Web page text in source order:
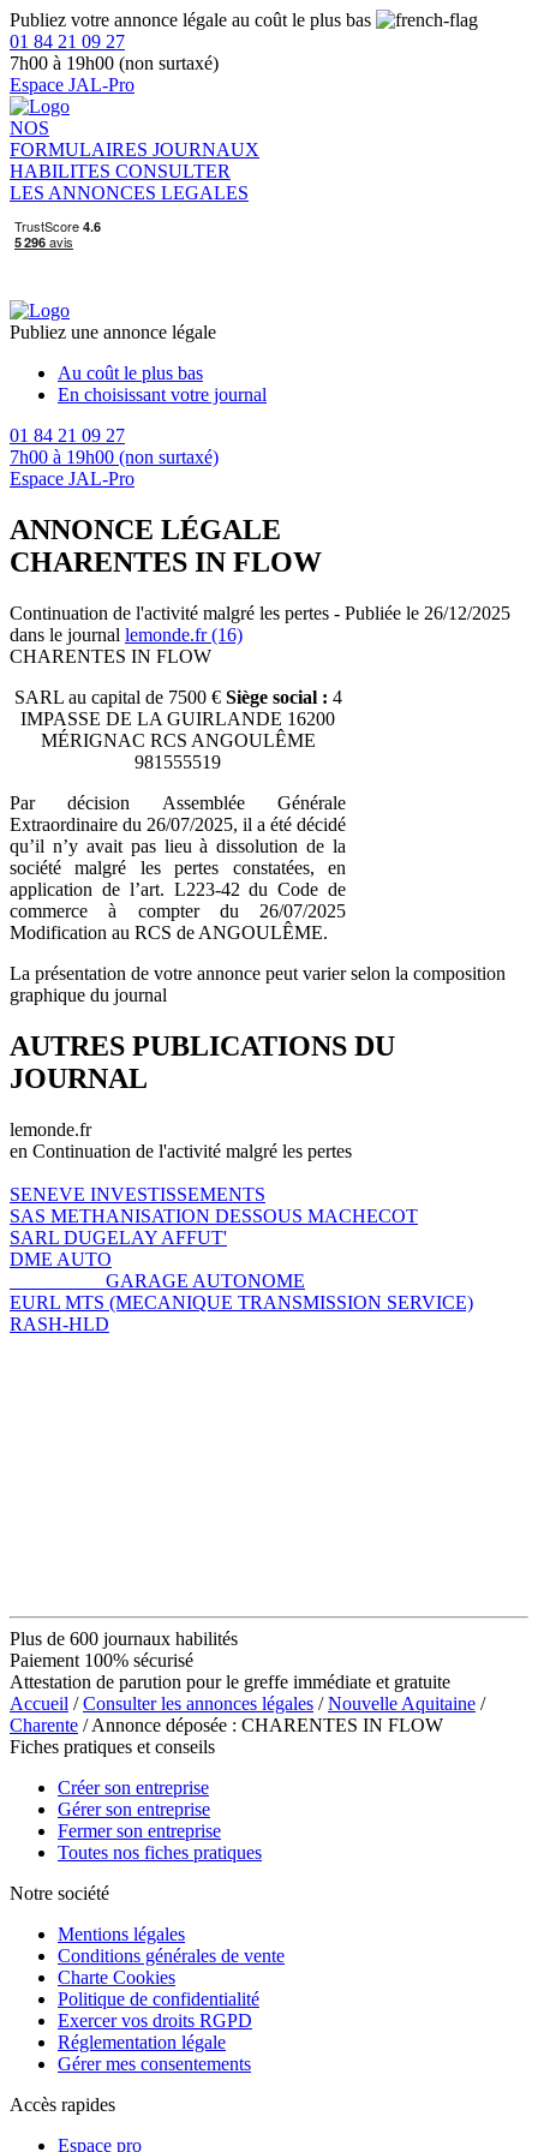
Publiez votre annonce légale au coût le plus bas
01 84 21 09 27
7h00 à 19h00 (non surtaxé)
Espace JAL-Pro
NOS
FORMULAIRES JOURNAUX
HABILITES CONSULTER
LES ANNONCES LEGALES
Publiez une annonce légale
Au coût le plus bas
En choisissant votre journal
01 84 21 09 27
7h00 à 19h00 (non surtaxé)
Espace JAL-Pro
ANNONCE LÉGALE
CHARENTES IN FLOW
Continuation de l'activité malgré les pertes - Publiée le 26/12/2025
dans le journal lemonde.fr (16)
CHARENTES IN FLOW
SARL au capital de 7500 € Siège social : 4
IMPASSE DE LA GUIRLANDE 16200
MÉRIGNAC RCS ANGOULÊME
981555519
Par décision Assemblée Générale
Extraordinaire du 26/07/2025, il a été décidé
qu’il n’y avait pas lieu à dissolution de la
société malgré les pertes constatées, en
application de l’art. L223-42 du Code de
commerce à compter du 26/07/2025
Modification au RCS de ANGOULÊME.
La présentation de votre annonce peut varier selon la composition
graphique du journal
AUTRES PUBLICATIONS DU
JOURNAL
lemonde.fr
en Continuation de l'activité malgré les pertes
SENEVE INVESTISSEMENTS
SAS METHANISATION DESSOUS MACHECOT
SARL DUGELAY AFFUT'
DME AUTO
GARAGE AUTONOME
EURL MTS (MECANIQUE TRANSMISSION SERVICE)
RASH-HLD
Plus de 600 journaux habilités
Paiement 100% sécurisé
Attestation de parution pour le greffe immédiate et gratuite
Accueil /Consulter les annonces légales /Nouvelle Aquitaine /
Charente / Annonce déposée : CHARENTES IN FLOW
Fiches pratiques et conseils
Créer son entreprise
Gérer son entreprise
Fermer son entreprise
Toutes nos fiches pratiques
Notre société
Mentions légales
Conditions générales de vente
Charte Cookies
Politique de confidentialité
Exercer vos droits RGPD
Réglementation légale
Gérer mes consentements
Accès rapides
Espace pro